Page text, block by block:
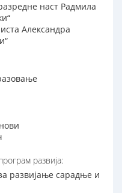
наст Радмила
Александра
развија:
развијање сарадње и